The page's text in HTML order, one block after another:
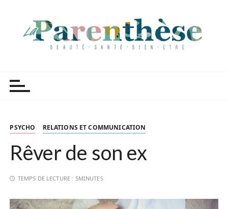
PSYCHO RELATIONS ET COMMUNICATION
Rêver de son ex
TEMPS DE LECTURE : 5MINUTES